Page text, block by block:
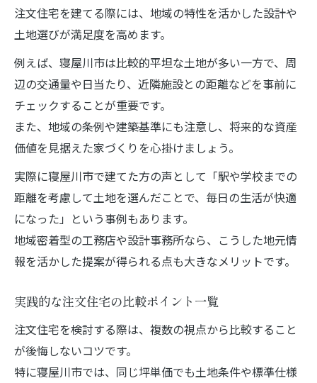
注文住宅を建てる際には、地域の特性を活かした設計や
土地選びが満足度を高めます。
例えば、寝屋川市は比較的平坦な土地が多い一方で、周
辺の交通量や日当たり、近隣施設との距離などを事前に
チェックすることが重要です。
また、地域の条例や建築基準にも注意し、将来的な資産
価値を見据えた家づくりを心掛けましょう。
実際に寝屋川市で建てた方の声として「駅や学校までの
距離を考慮して土地を選んだことで、毎日の生活が快適
になった」という事例もあります。
地域密着型の工務店や設計事務所なら、こうした地元情
報を活かした提案が得られる点も大きなメリットです。
実践的な注文住宅の比較ポイント一覧
注文住宅を検討する際は、複数の視点から比較すること
が後悔しないコツです。
特に寝屋川市では、同じ坪単価でも土地条件や標準仕様